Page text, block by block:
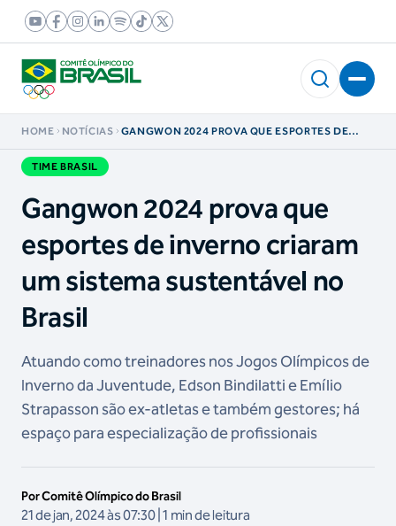
HOME NOTÍCIAS
GANGWON 2024 PROVA QUE ESPORTES DE
TIME BRASIL
Gangwon 2024 prova que
esportes de inverno criaram
um sistema sustentável no
Brasil
Atuando como treinadores nos Jogos Olímpicos de
Inverno da Juventude, Edson Bindilatti e Emílio
Strapasson são ex-atletas e também gestores; há
espaço para especialização de profissionais
Por Comitê Olímpico do Brasil
21 de jan, 2024 às 07:30 | 1 min de leitura